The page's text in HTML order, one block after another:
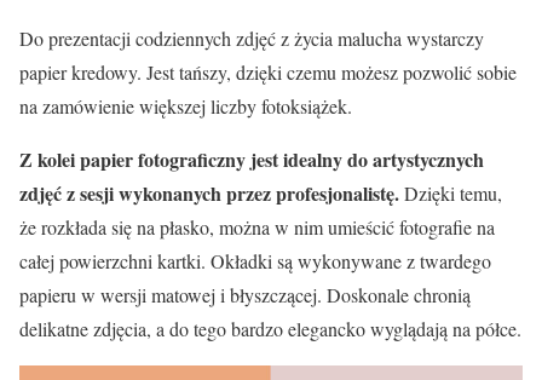
Do prezentacji codziennych zdjęć z życia malucha wystarczy
papier kredowy. Jest tańszy, dzięki czemu możesz pozwolić sobie
na zamówienie większej liczby fotoksiążek.
Z kolei papier fotograficzny jest idealny do artystycznych
zdjęć z sesji wykonanych przez profesjonalistę.Dzięki temu,
że rozkłada się na płasko, można w nim umieścić fotografie na
całej powierzchni kartki. Okładki są wykonywane z twardego
papieru w wersji matowej i błyszczącej. Doskonale chronią
delikatne zdjęcia, a do tego bardzo elegancko wyglądają na półce.